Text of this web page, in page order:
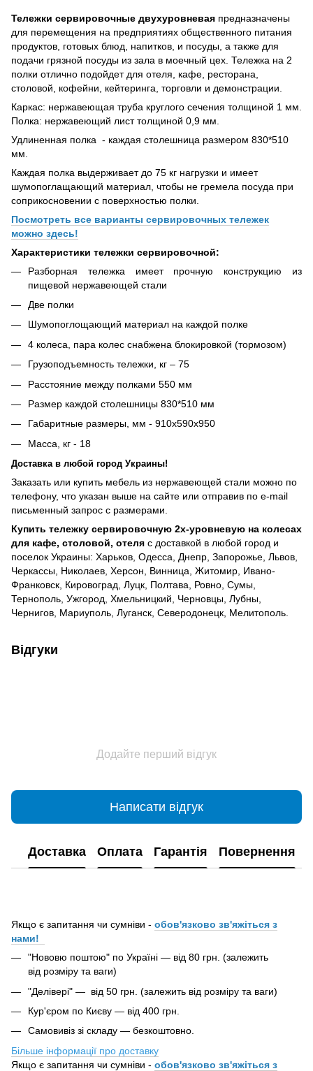
Тележки сервировочные двухуровневая предназначены
для перемещения на предприятиях общественного питания
продуктов, готовых блюд, напитков, и посуды, а также для
подачи грязной посуды из зала в моечный цех. Тележка на 2
полки отлично подойдет для отеля, кафе, ресторана,
столовой, кофейни, кейтеринга, торговли и демонстрации.
Каркас: нержавеющая труба круглого сечения толщиной 1 мм.
Полка: нержавеющий лист толщиной 0,9 мм.
Удлиненная полка - каждая столешница размером 830*510
мм.
Каждая полка выдерживает до 75 кг нагрузки и имеет
шумопоглащающий материал, чтобы не гремела посуда при
соприкосновении с поверхностью полки.
Посмотреть все варианты сервировочных тележек
можно здесь!
Характеристики тележки сервировочной:
Разборная тележка имеет прочную конструкцию из
пищевой нержавеющей стали
Две полки
Шумопоглощающий материал на каждой полке
4 колеса, пара колес снабжена блокировкой (тормозом)
Грузоподъемность тележки, кг – 75
Расстояние между полками 550 мм
Размер каждой столешницы 830*510 мм
Габаритные размеры, мм - 910x590x950
Масса, кг - 18
Доставка в любой город Украины!
Заказать или купить мебель из нержавеющей стали можно по
телефону, что указан выше на сайте или отправив по e-mail
письменный запрос с размерами.
Купить тележку сервировочную 2х-уровневую на колесах
для кафе, столовой, отеля с доставкой в любой город и
поселок Украины: Харьков, Одесса, Днепр, Запорожье, Львов,
Черкассы, Николаев, Херсон, Винница, Житомир, Ивано-
Франковск, Кировоград, Луцк, Полтава, Ровно, Сумы,
Тернополь, Ужгород, Хмельницкий, Черновцы, Лубны,
Чернигов, Мариуполь, Луганск, Северодонецк, Мелитополь.
Відгуки
Додайте перший відгук
Написати відгук
Доставка Оплата Гарантія Повернення
Якщо є запитання чи сумніви - обов'язково зв'яжіться з
нами!
"Нововю поштою" по Україні — від 80 грн. (залежить
від розміру та ваги)
"Делівері" — від 50 грн. (залежить від розміру та ваги)
Кур'єром по Києву — від 400 грн.
Самовивіз зі складу — безкоштовно.
Більше інформації про доставку
Якщо є запитання чи сумніви - обов'язково зв'яжіться з